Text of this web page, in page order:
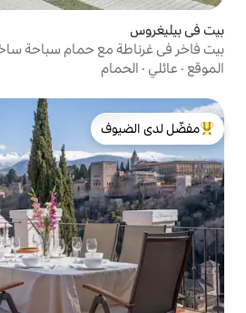
سباحة ساخن
الضيوف